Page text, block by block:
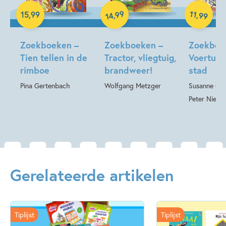
Zoekboeken –
Tien tellen in de
rimboe
Pina Gertenbach
15,99
Hardcover
Zoekboeken –
Tractor, vliegtuig,
brandweer!
Wolfgang Metzger
14,99
Hardcover
stad
Susanne
Peter
11,99
Hardcover
Gerelateerde artikelen
Tiplijst Tiplijst